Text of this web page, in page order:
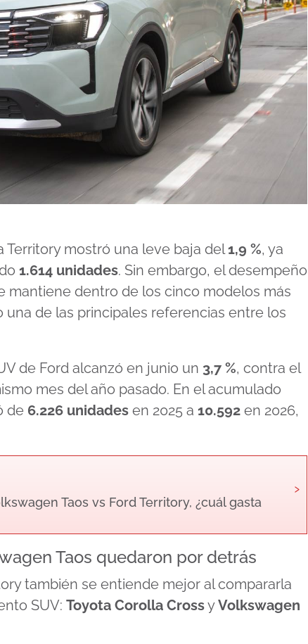
Territory mostró una leve baja del1,9 %, ya
1.614 unidades. Sin embargo, el desempeño
mantiene dentro de los cinco modelos más
de las principales referencias entre los
de Ford alcanzó en junio un 3,7 %, contra el
mes del año pasado. En el acumulado
de 6.226 unidades en 2025 a 10.592 en 2026,
Taos vs Ford Territory, ¿cuál gasta
›
Taos quedaron por detrás
también se entiende mejor al compararla
SUV: Toyota Corolla CrossyVolkswagen